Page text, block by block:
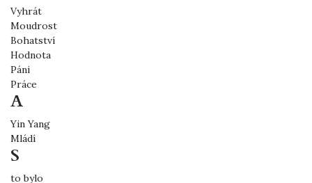
Vyhrát
Moudrost
Bohatství
Hodnota
Páni
Práce
A
Yin Yang
Mládí
S
to bylo